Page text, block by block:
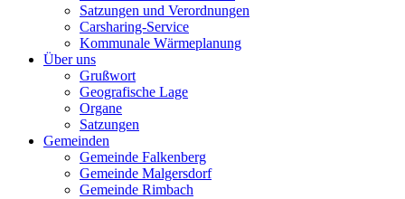
Satzungen und Verordnungen
Carsharing-Service
Kommunale Wärmeplanung
Über uns
Grußwort
Geografische Lage
Organe
Satzungen
Gemeinden
Gemeinde Falkenberg
Gemeinde Malgersdorf
Gemeinde Rimbach